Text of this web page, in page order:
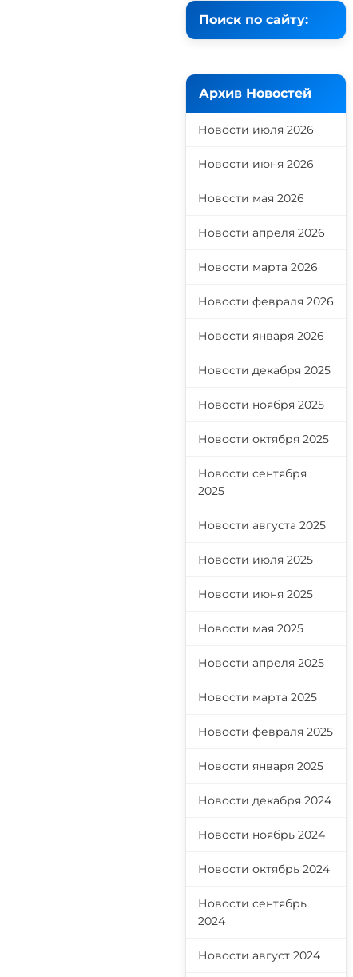
Поиск по сайту:
Архив Новостей
Новости июля 2026
Новости июня 2026
Новости мая 2026
Новости апреля 2026
Новости марта 2026
Новости февраля 2026
Новости января 2026
Новости декабря 2025
Новости ноября 2025
Новости октября 2025
Новости сентября
2025
Новости августа 2025
Новости июля 2025
Новости июня 2025
Новости мая 2025
Новости апреля 2025
Новости марта 2025
Новости февраля 2025
Новости января 2025
Новости декабря 2024
Новости ноябрь 2024
Новости октябрь 2024
Новости сентябрь
2024
Новости август 2024